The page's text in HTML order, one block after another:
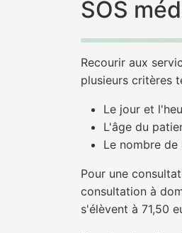
SOS
Recourir aux
plusieurs critères
Le jour et
L'âge du
Le nombre
Pour une
consultation à
s'élèvent à 71,50